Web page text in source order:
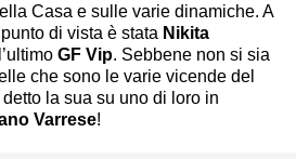
Casa e sulle varie dinamiche. A
di vista è stata Nikita
GF Vip. Sebbene non si sia
che sono le varie vicende del
detto la sua su uno di loro in
Varrese!